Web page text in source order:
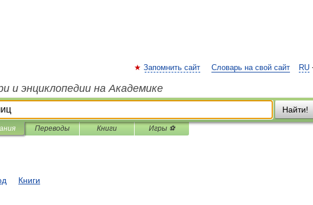
RU
Запомнить сайт Словарь на свой сайт
и энциклопедии на Академике
Найти!
Переводы Книги Игры ⚽
Книги